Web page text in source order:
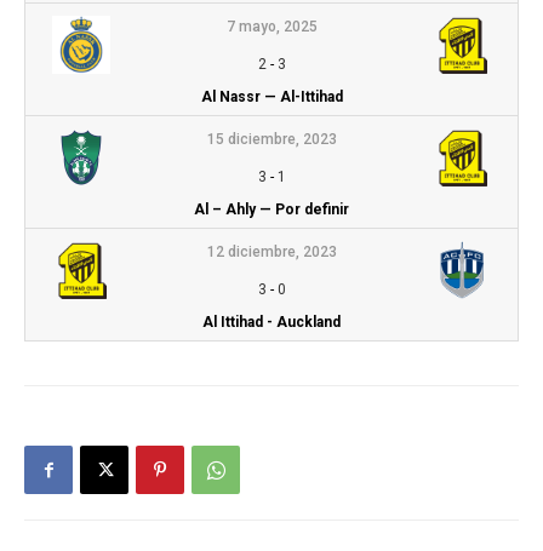
7 mayo, 2025
2- 3
Al Nassr — Al-Ittihad
15 diciembre, 2023
3 - 1
Al – Ahly — Por definir
12 diciembre, 2023
3 - 0
Al Ittihad - Auckland